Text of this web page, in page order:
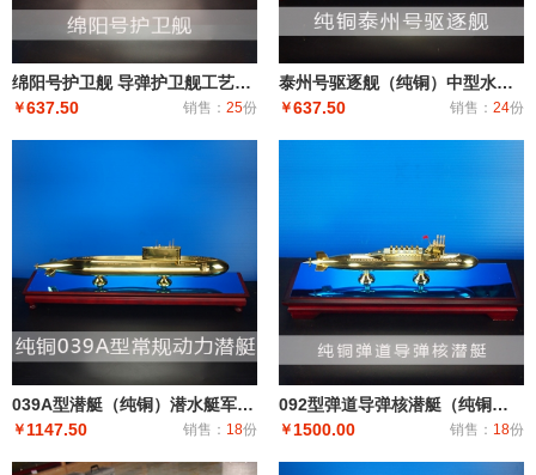
绵阳号护卫舰 导弹护卫舰工艺船航模纪念摆件展览收藏品送礼
￥637.50 销售： 25份
泰州号驱逐舰（纯铜）中型水面舰艇 军事海军舰艇模型 工艺船航模纪念摆件展览收藏品送
￥637.50 销售： 24份
039A型潜艇（纯铜）潜水艇军舰|潜水船|中型或小型（袖珍潜艇、潜水器）和水下自动机械装置
￥ 1147.50 销售： 18份
092型弹道导弹核潜艇（纯铜）潜艇潜水艇军舰|潜水船|中型或小型（袖珍潜艇、潜水器）和水下自动机械装
￥ 1500.00 销售： 18份